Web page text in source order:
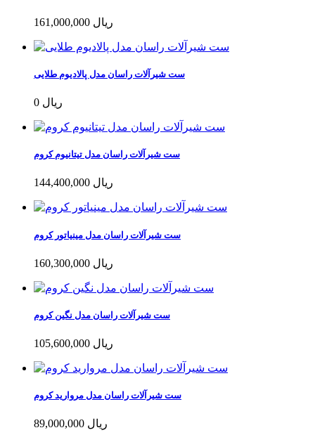
161,000,000 ریال
ست شیرآلات راسان مدل پالادیوم طلایی
0 ریال
ست شیرآلات راسان مدل تیتانیوم کروم
144,400,000 ریال
ست شیرآلات راسان مدل مینیاتور کروم
160,300,000 ریال
ست شیرآلات راسان مدل نگین کروم
105,600,000 ریال
ست شیرآلات راسان مدل مروارید کروم
89,000,000 ریال